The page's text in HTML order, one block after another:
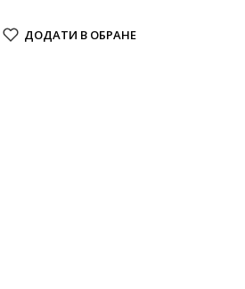
ДОДАТИ В ОБРАНЕ